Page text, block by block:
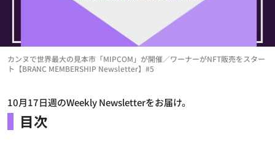
カンヌで世界最大の見本市「MIPCOM」が開催／ワーナーがNFT販売をスター
ト【BRANC MEMBERSHIP Newsletter】#5
10月17日週のWeekly Newsletterをお届け。
目次